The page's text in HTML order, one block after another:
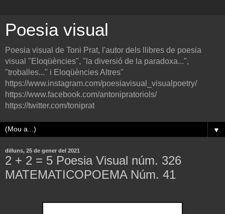
Poesia visual
Poesia visual de Toni Prat, l'autor dels llibres de poesia
visual "Eloqüències", "la diversió de la paradoxa...",
"troballes..." i Eloqüències Altres"
https://www.instagram.com/poesiavisual_visualpoetry/
https://www.facebook.com/antonipratoriols/
https://twitter.com/toniprat
▼
dilluns, 25 de gener del 2021
2 + 2 = 5 Poesia Visual núm. 326
MATEMATICOPOEMA Núm. 41